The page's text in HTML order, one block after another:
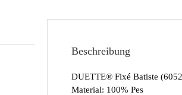
Beschreibung
DUETTE® Fixé Batiste
Material: 100% Pes